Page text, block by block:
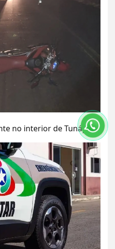
no interior de Tunápolis